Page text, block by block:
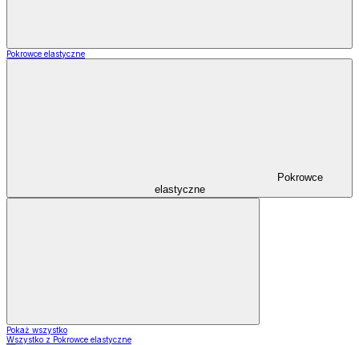
Pokrowce elastyczne
Pokrowce
elastyczne
Pokaż wszystko
Wszystko z Pokrowce elastyczne